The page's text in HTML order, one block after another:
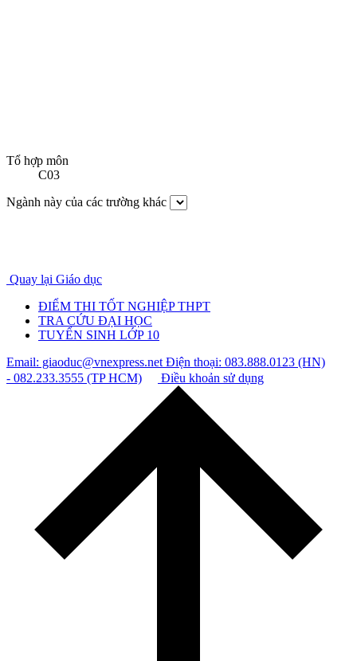
Tổ hợp môn
C03
Ngành này của các trường khác
Quay lại Giáo dục
ĐIỂM THI TỐT NGHIỆP THPT
TRA CỨU ĐẠI HỌC
TUYỂN SINH LỚP 10
Email: giaoduc@vnexpress.netĐiện thoại: 083.888.0123 (HN)
- 082.233.3555 (TP HCM)
Điều khoản sử dụng